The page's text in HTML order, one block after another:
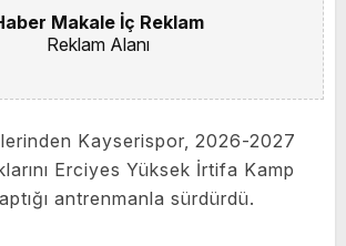
Makale İç Reklam
Reklam Alanı
Kayserispor, 2026-2027
Erciyes Yüksek İrtifa Kamp
antrenmanla sürdürdü.